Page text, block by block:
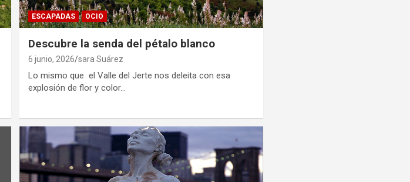
ESCAPADAS OCIO
Descubre la senda del pétalo blanco
6 junio, 2026 sara Suárez
Lo mismo que el Valle del Jerte nos deleita con esa
explosión de flor y color…